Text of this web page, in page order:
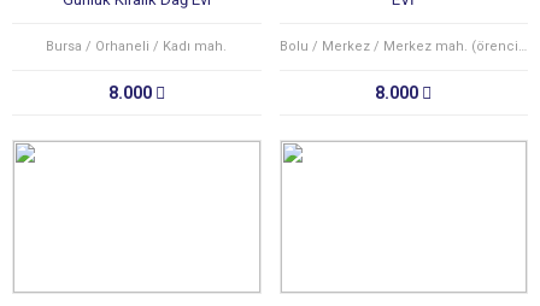
Bursa / Orhaneli / Kadı mah.
8.000
Bolu / Merkez / Merkez mah. (örencik köyü)
8.000